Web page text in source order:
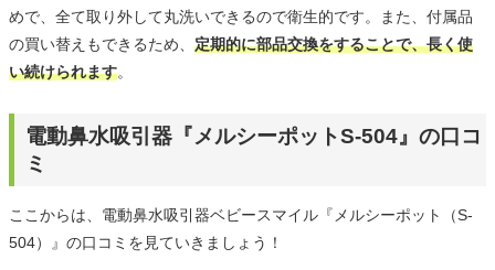
めで、全て取り外して丸洗いできるので衛生的です。また、付属品
の買い替えもできるため、 定期的に部品交換をすることで、長く使
い続けられます。
電動鼻水吸引器『メルシーポットS-504』の口コ
ミ
ここからは、電動鼻水吸引器ベビースマイル『メルシーポット（S-
504）』の口コミを見ていきましょう！